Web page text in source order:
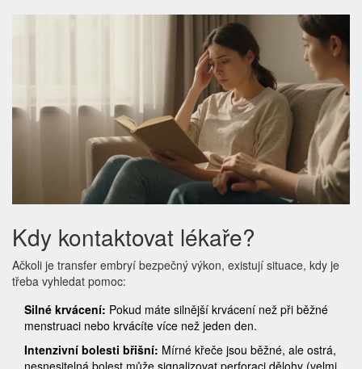
Kdy kontaktovat lékaře?
Ačkoli je transfer embryí bezpečný výkon, existují situace, kdy je
třeba vyhledat pomoc:
Silné krvácení: Pokud máte silnější krvácení než při běžné
menstruaci nebo krvácíte více než jeden den.
Intenzivní bolesti břišní: Mírné křeče jsou běžné, ale ostrá,